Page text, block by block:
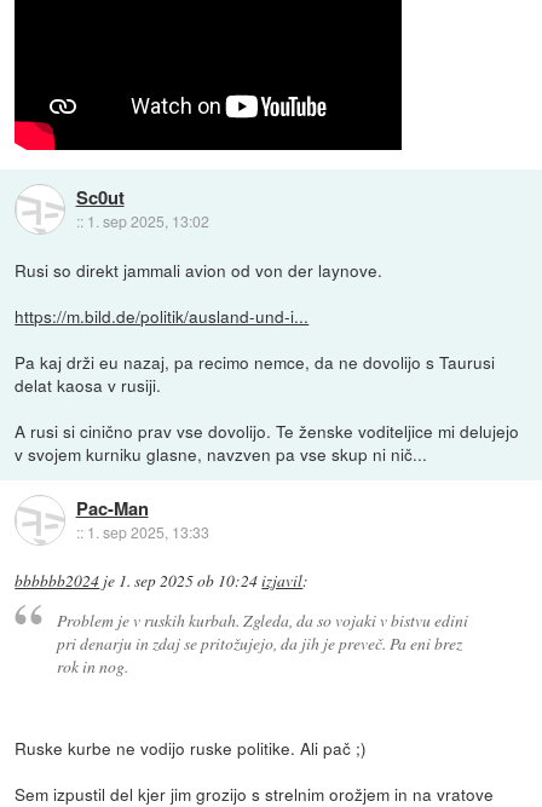
Sc0ut
:: 1. sep 2025, 13:02
Rusi so direkt jammali avion od von der laynove.
https://m.bild.de/politik/ausland-und-i...
Pa kaj drži eu nazaj, pa recimo nemce, da ne dovolijo s Taurusi
delat kaosa v rusiji.
A rusi si cinično prav vse dovolijo. Te ženske voditeljice mi delujejo
v svojem kurniku glasne, navzven pa vse skup ni nič...
Pac-Man
:: 1. sep 2025, 13:33
bbbbbb2024 je 1. sep 2025 ob 10:24izjavil:
Problem je v ruskih kurbah. Zgleda, da so vojaki v bistvu edini
pri denarju in zdaj se pritožujejo, da jih je preveč. Pa eni brez
rok in nog.
Ruske kurbe ne vodijo ruske politike. Ali pač ;)
Sem izpustil del kjer jim grozijo s strelnim orožjem in na vratove